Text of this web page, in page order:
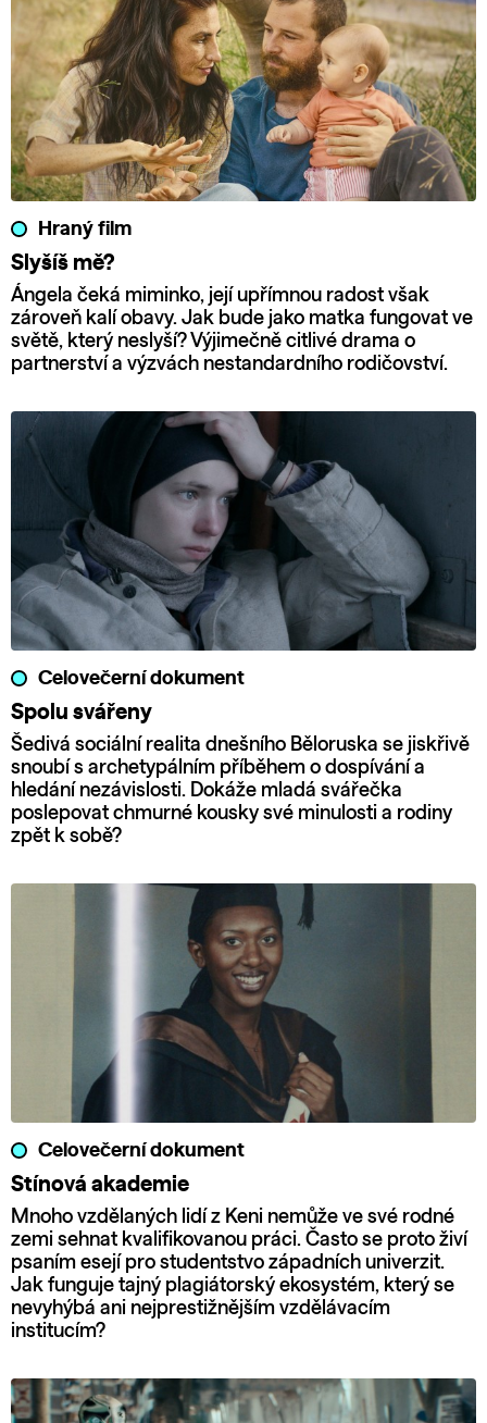
Hraný film
Slyšíš mě?
Ángela čeká miminko, její upřímnou radost však
zároveň kalí obavy. Jak bude jako matka fungovat ve
světě, který neslyší? Výjimečně citlivé drama o
partnerství a výzvách nestandardního rodičovství.
Celovečerní dokument
Spolu svářeny
Šedivá sociální realita dnešního Běloruska se jiskřivě
snoubí s archetypálním příběhem o dospívání a
hledání nezávislosti. Dokáže mladá svářečka
poslepovat chmurné kousky své minulosti a rodiny
zpět k sobě?
Celovečerní dokument
Stínová akademie
Mnoho vzdělaných lidí z Keni nemůže ve své rodné
zemi sehnat kvalifikovanou práci. Často se proto živí
psaním esejí pro studentstvo západních univerzit.
Jak funguje tajný plagiátorský ekosystém, který se
nevyhýbá ani nejprestižnějším vzdělávacím
institucím?